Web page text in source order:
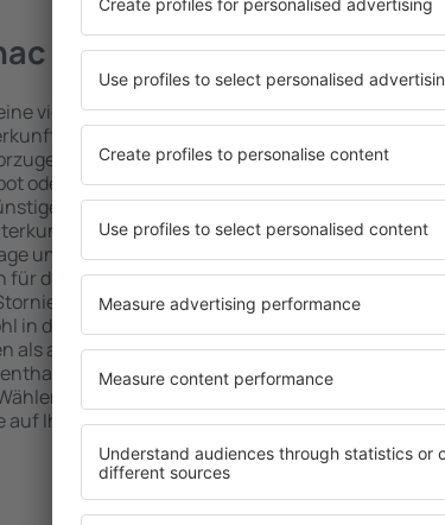
vielfältige Unterkunftsbasis, in der jeder
findet, die seinen Erwartungen
ein Hotel mit hohem Standard und
oder wählen Hotels aus, die eine intime
Unterkünfte garantieren? Milhac
für jede Geldtasche buchen! Wählen
und den Standard des Hotels sowie die
für die Unterkunft aus und die Möglichkeit
der Buchung. Hotels Milhac
in der Nähe der beliebtesten
als auch abseits der Masse. Perfekt für
und als Ausgangspunkt für Ausflüge
Sie ein Hotel für sich aus und bereiten
auf Ihre Reise oder Geschäftsreise vor!